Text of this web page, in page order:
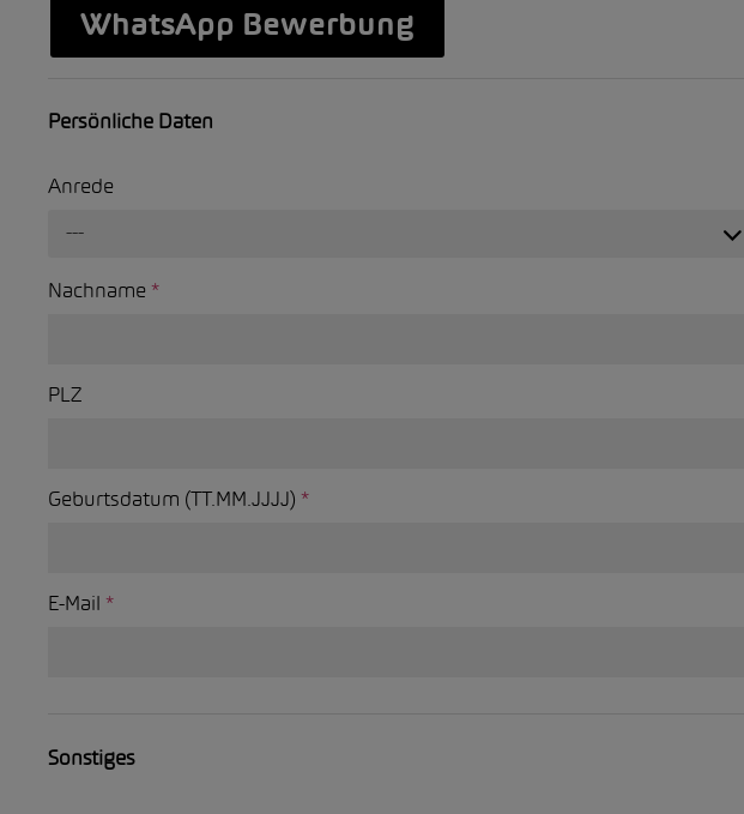
WhatsApp Bewerbung
Persönliche Daten
Anrede
---
Nachname *
PLZ
Geburtsdatum (TT.MM.JJJJ) *
E-Mail *
Sonstiges